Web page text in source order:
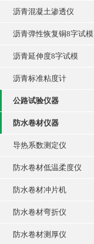
沥青混凝土渗透仪
沥青弹性恢复铜8字试模
沥青延伸度8字试模
沥青标准粘度计
公路试验仪器
防水卷材仪器
导热系数测定仪
防水卷材低温柔度仪
防水卷材冲片机
防水卷材弯折仪
防水卷材测厚仪